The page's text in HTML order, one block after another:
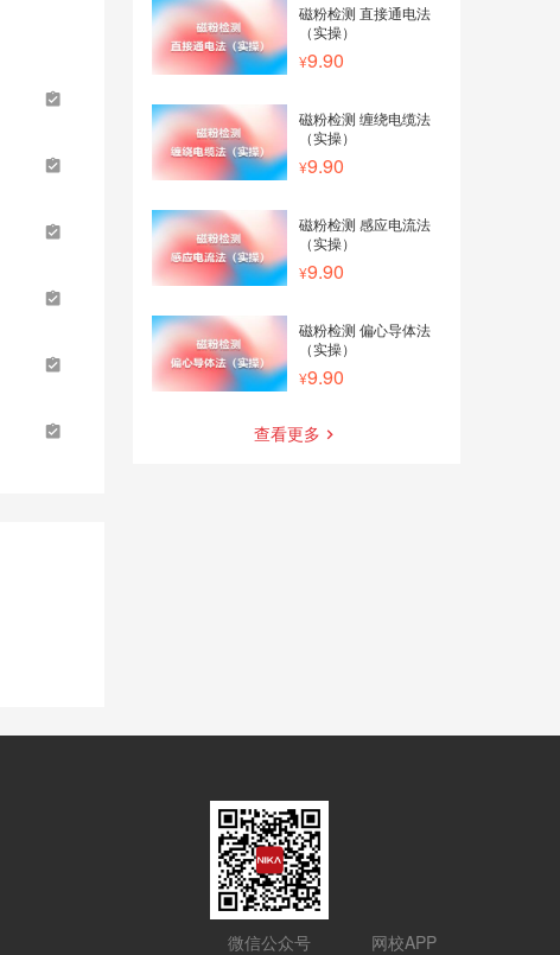
磁粉检测 直接通电法
（实操）
9.90
磁粉检测 缠绕电缆法
（实操）
9.90
磁粉检测 感应电流法
（实操）
9.90
磁粉检测 偏心导体法
（实操）
9.90
查看更多
微信公众号 网校APP